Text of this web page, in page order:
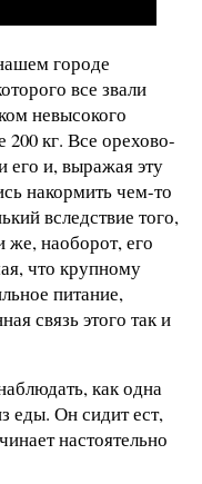
городе
все звали
невысокого
200 кг. Все орехово-
его и, выражая эту
накормить чем-то
вследствие того,
же, наоборот, его
что крупному
питание,
связь этого так и
как одна
еды. Он сидит ест,
настоятельно